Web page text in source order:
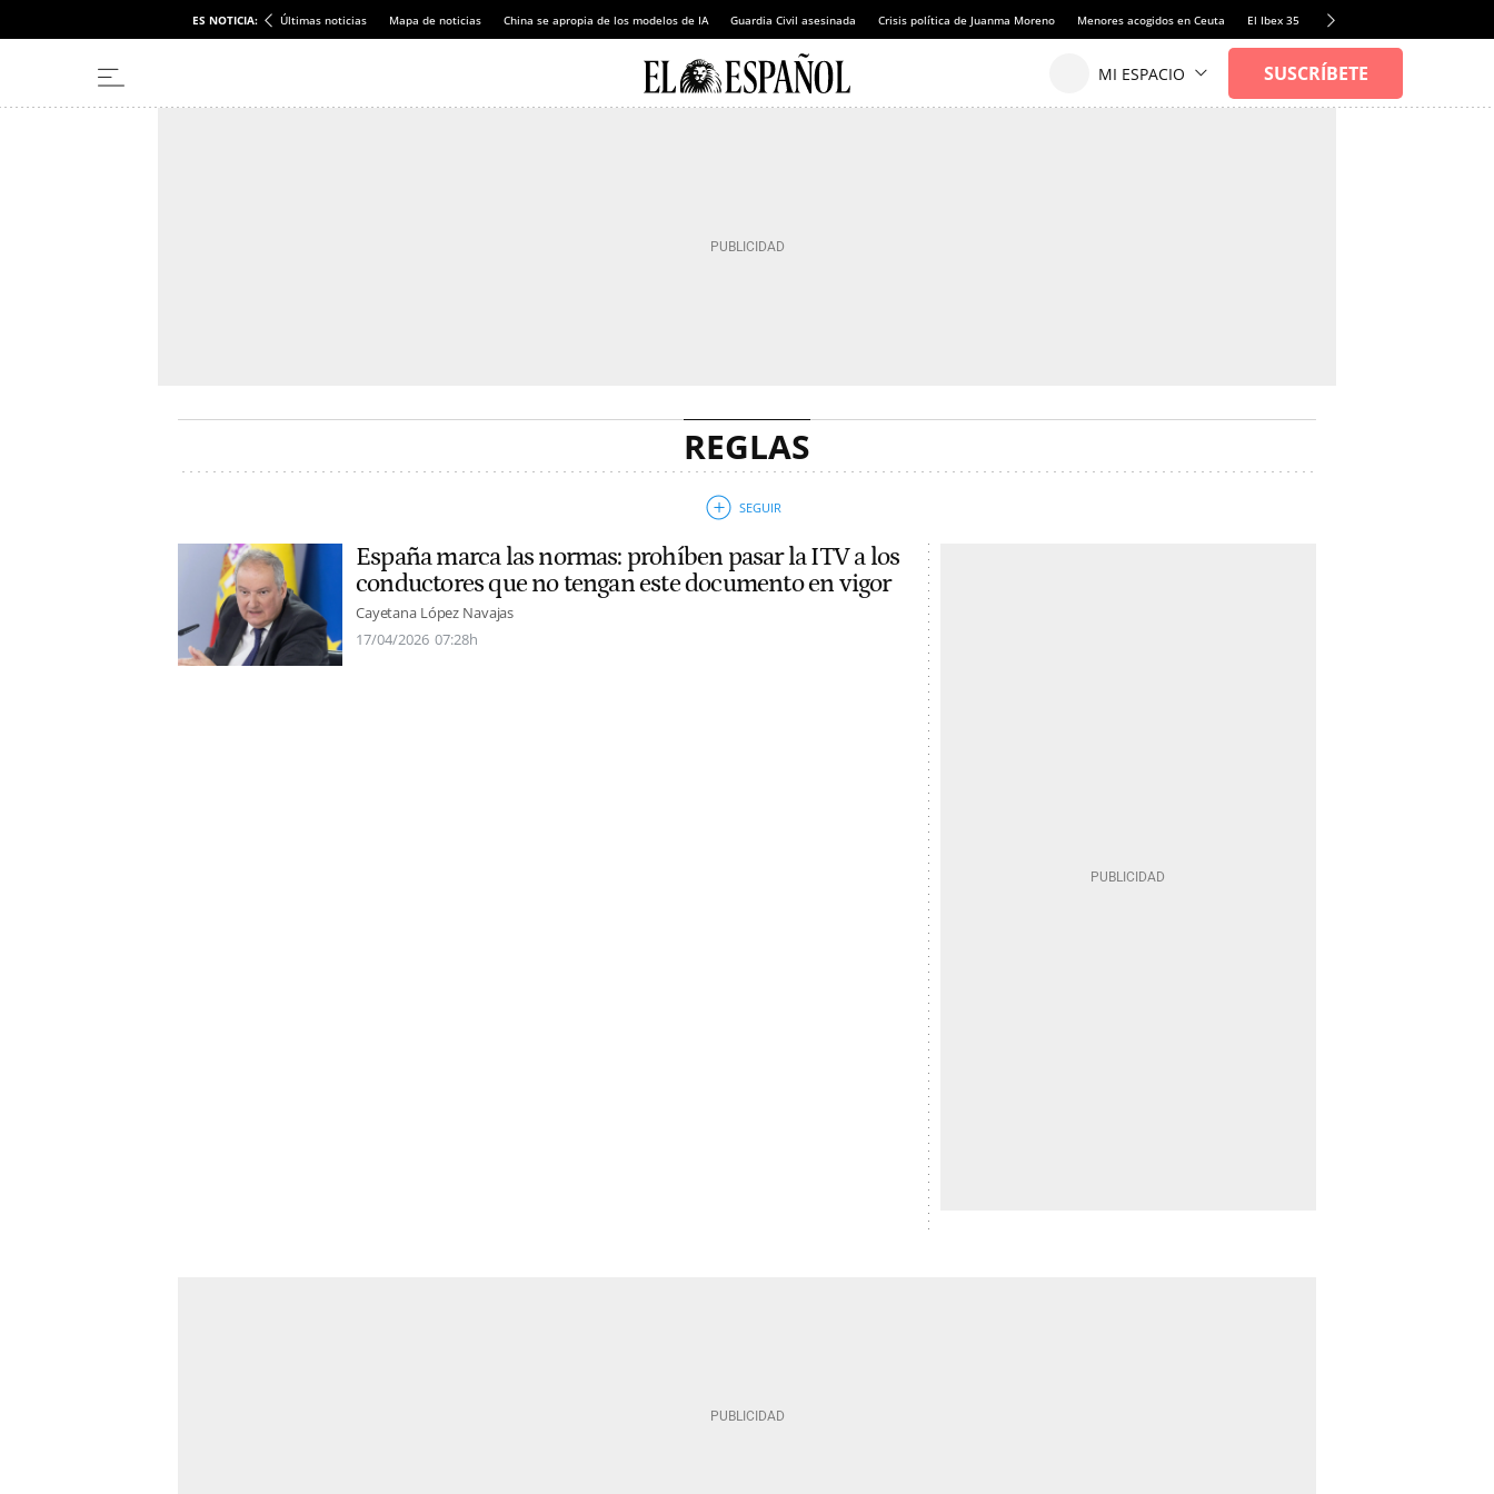
ES NOTICIA: Últimas noticias Mapa de noticias China se apropia de los modelos de IA Guardia Civil asesinada Crisis política de Juanma Moreno Menores acogidos en Ceuta El Ibex 35 Llamadas de alerta Sánchez
REGLAS
España marca las normas: prohíben pasar la ITV a los
conductores que no tengan este documento en vigor
Cayetana López Navajas
17/04/2026 07:28h